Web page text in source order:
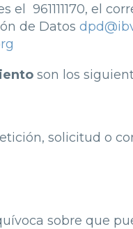
el 961111170, el
de Datos
son los
solicitud o
sobre que